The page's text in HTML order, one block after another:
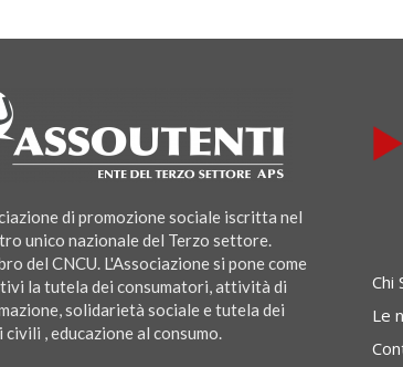
di promozione sociale iscritta nel
unico nazionale del Terzo settore.
del CNCU. L'Associazione si pone come
la tutela dei consumatori, attività di
solidarietà sociale e tutela dei
, educazione al consumo.
Chi
Le